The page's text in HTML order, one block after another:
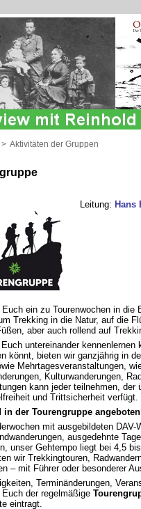
> Aktivitäten der Gruppen
Leitung: Hans
ein zu Tourenwochen in
Trekking in die Natur, auf die
aber auch rollend auf
untereinander
könnt, bieten wir ganzjährig in
Mehrtagesveranstaltungen,
Kulturwanderungen,
kann jeder teilnehmen, der
und Trittsicherheit verfügt.
in der Tourengruppe
mit ausgebildeten
ausgedehnte
unser Gehtempo liegt bei 4,5
wir Trekkingtouren,
– mit Führer oder besonderer
Terminänderungen,
der regelmäßige
eintragt.